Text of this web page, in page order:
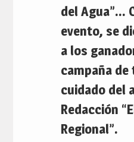
del Agua”…
evento, se
a los
campaña
cuidado del
Redacción
Regional”.